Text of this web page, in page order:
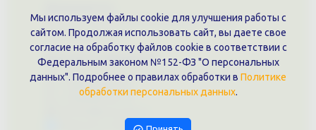
Политика обработки персональных данных
Публичная оферта
Контакты филиала
г. Краснодар, ул. Шоссе Нефтяников, 28, оф. 51
+7 (861)202-09-02
+7 (909)466-00-16
Написать в Telegram
Мы используем файлы cookie для улучшения работы с
сайтом. Продолжая использовать сайт, вы даете свое
согласие на обработку файлов cookie в соответствии с
Федеральным законом №152-ФЗ "О персональных
данных". Подробнее о правилах обработки в Политике
обработки персональных данных.